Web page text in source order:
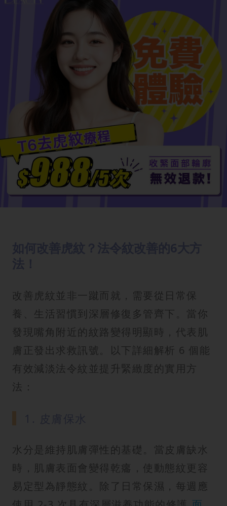
改善虎紋並非一蹴而就，需要從日常保
養、生活習慣到深層修復多管齊下。當你
發現嘴角附近的紋路變得明顯時，代表肌
膚正發出求救訊號。以下詳細解析 6 個能
有效減淡法令紋並提升緊緻度的實用方
法：
水分是維持肌膚彈性的基礎。當皮膚缺水
時，肌膚表面會變得乾癟，使動態紋更容
易定型為靜態紋。除了日常保濕，每週應